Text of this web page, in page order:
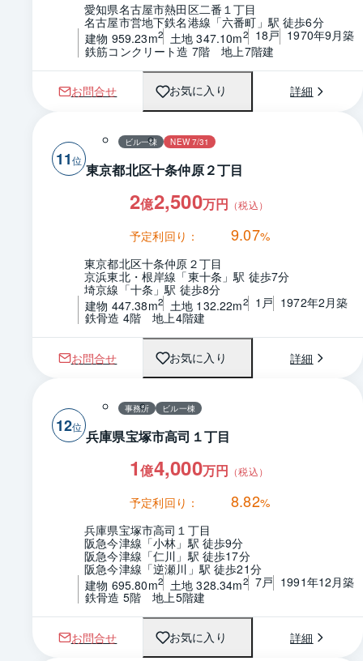
愛知県名古屋市熱田区二番１丁目
名古屋市営地下鉄名港線「六番町」駅 徒歩6分
建物 959.23m2 土地 347.10m2 18戸 1970年9月築
鉄筋コンクリート造 7階　地上7階建
お問合せ お気に入り 詳細
11
ビル一棟 NEW 7/31
東京都北区十条仲原２丁目
2億2,500万円 （税込）
予定利回り： 9.07%
東京都北区十条仲原２丁目
京浜東北・根岸線「東十条」駅 徒歩7分
埼京線「十条」駅 徒歩8分
建物 447.38m2 土地 132.22m2 1戸 1972年2月築
鉄骨造 4階　地上4階建
お問合せ お気に入り 詳細
12
事務所 ビル一棟
兵庫県宝塚市高司１丁目
1億4,000万円 （税込）
予定利回り： 8.82%
兵庫県宝塚市高司１丁目
阪急今津線「小林」駅 徒歩9分
阪急今津線「仁川」駅 徒歩17分
阪急今津線「逆瀬川」駅 徒歩21分
建物 695.80m2 土地 328.34m2 7戸 1991年12月築
鉄骨造 5階　地上5階建
お問合せ お気に入り 詳細